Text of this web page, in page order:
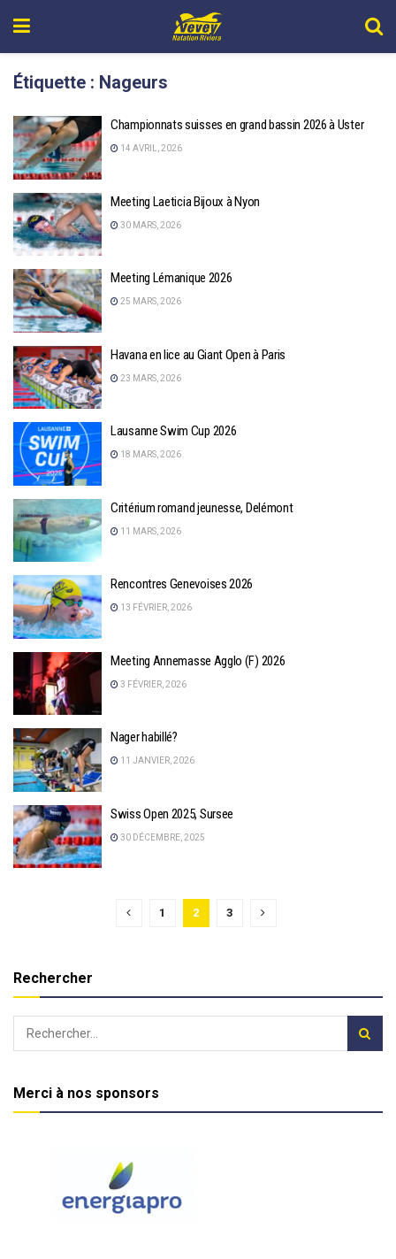
Étiquette : Nageurs
Championnats suisses en grand bassin 2026 à Uster
14 AVRIL, 2026
Meeting Laeticia Bijoux à Nyon
30 MARS, 2026
Meeting Lémanique 2026
25 MARS, 2026
Havana en lice au Giant Open à Paris
23 MARS, 2026
Lausanne Swim Cup 2026
18 MARS, 2026
Critérium romand jeunesse, Delémont
11 MARS, 2026
Rencontres Genevoises 2026
13 FÉVRIER, 2026
Meeting Annemasse Agglo (F) 2026
3 FÉVRIER, 2026
Nager habillé?
11 JANVIER, 2026
Swiss Open 2025, Sursee
30 DÉCEMBRE, 2025
1 2 3
Rechercher
Merci à nos sponsors